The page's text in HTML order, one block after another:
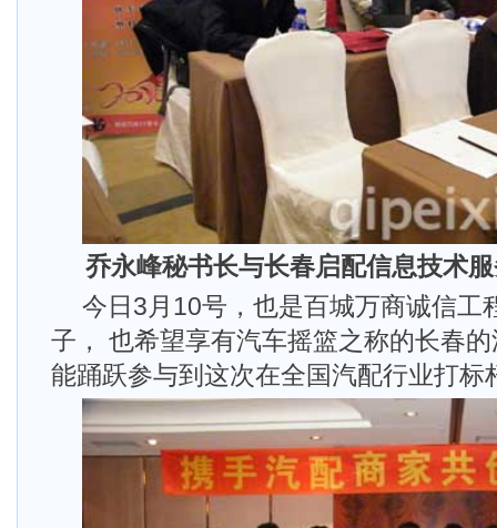
乔永峰秘书长与长春启配信息技术
今日3月10号，也是百城万商诚信工
子， 也希望享有汽车摇篮之称的长春
能踊跃参与到这次在全国汽配行业打标